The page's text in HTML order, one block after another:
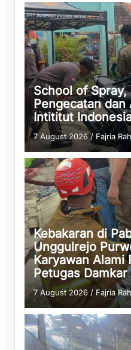
School of Spray,
Pengecatan
Intititut
7 August 2026/ Fajria
Kebakaran di
Unggulrejo
Karyawan Alami
Petugas
7 August 2026 /Fajria